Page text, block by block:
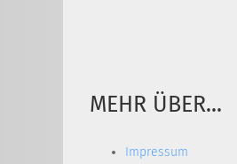
MEHR ÜBER...
Impressum